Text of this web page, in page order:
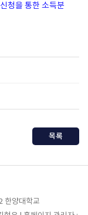
청을 통한 소득분
목록
한양대학교